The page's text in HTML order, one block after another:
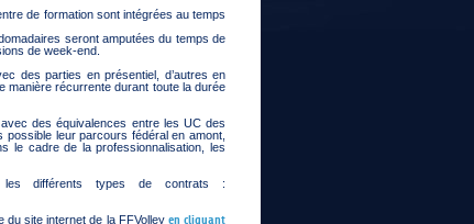
de formation sont intégrées au temps
seront amputées du temps de
de week-end.
des parties en présentiel, d’autres en
manière récurrente durant toute la durée
des équivalences entre les UC des
leur parcours fédéral en amont,
le cadre de la professionnalisation, les
les différents types de contrats :
du site internet de la FFVolley en cliquant